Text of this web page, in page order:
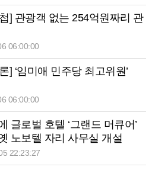
] 관광객 없는 254억원짜리 관
06:00:00
] ‘임미애 민주당 최고위원’
06:00:00
글로벌 호텔 ‘그랜드 머큐어’
노보텔 자리 사무실 개설
22:23:27